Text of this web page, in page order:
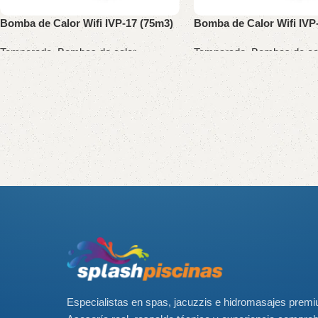
Bomba de Calor Wifi IVP-17 (75m3)
Temperado, Bombas de calor
Bomba de Calor Wifi
Temperado, Bombas de
Read More
Especialistas en spas, jacuzzis e hidromasajes